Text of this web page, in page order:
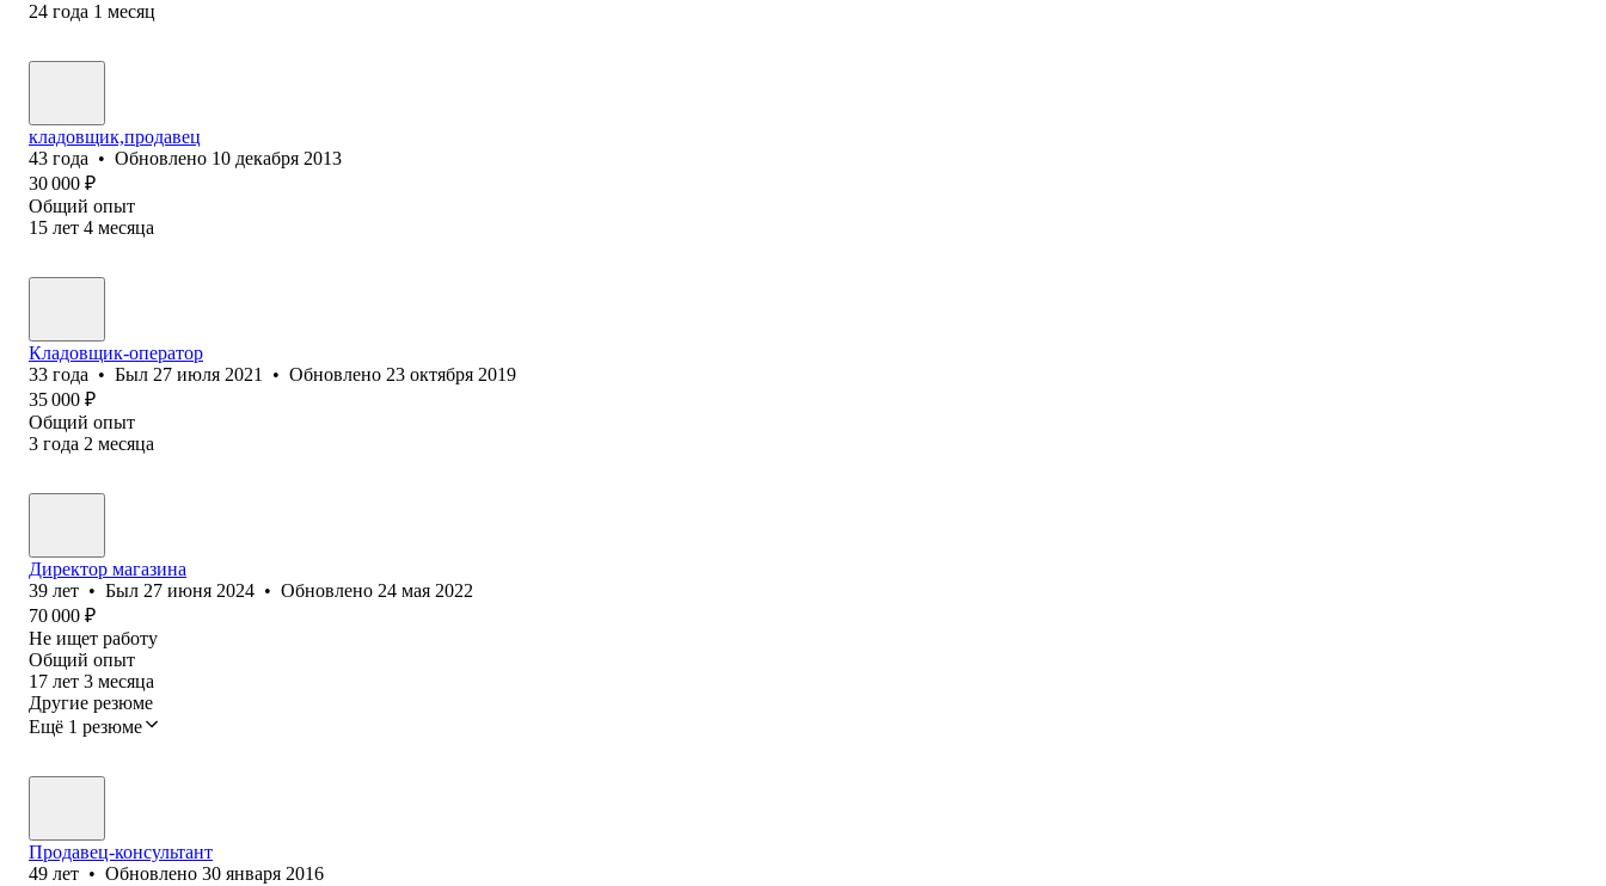
24 года 1 месяц
кладовщик,продавец
43 года • Обновлено 10 декабря 2013
30 000 ₽
Общий опыт
15 лет 4 месяца
Кладовщик-оператор
33 года • Был 27 июля 2021 • Обновлено 23 октября 2019
35 000 ₽
Общий опыт
3 года 2 месяца
Директор магазина
39 лет • Был 27 июня 2024 • Обновлено 24 мая 2022
70 000 ₽
Не ищет работу
Общий опыт
17 лет 3 месяца
Другие резюме
Ещё 1 резюме
Продавец-консультант
49 лет • Обновлено 30 января 2016